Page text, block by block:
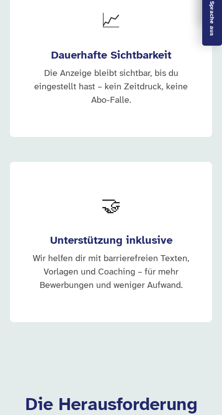
📈
Dauerhafte Sichtbarkeit
Die Anzeige bleibt sichtbar, bis du
eingestellt hast – kein Zeitdruck, keine
Abo-Falle.
🤝
Unterstützung inklusive
Wir helfen dir mit barrierefreien Texten,
Vorlagen und Coaching – für mehr
Bewerbungen und weniger Aufwand.
Die Herausforderung